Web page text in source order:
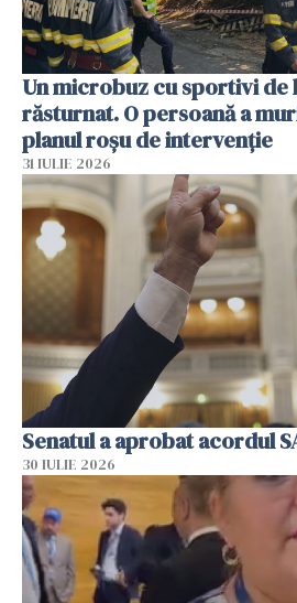
Un microbuz cu sportivi de
răsturnat. O persoană a
planul roșu de intervenție
31 IULIE 2026
Senatul a aprobat acordul
30 IULIE 2026